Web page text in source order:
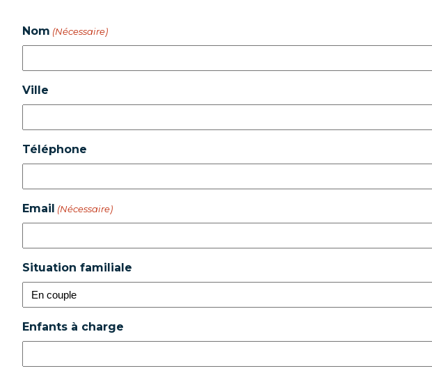
Nom (Nécessaire)
Ville
Téléphone
Email (Nécessaire)
Situation familiale
Enfants à charge